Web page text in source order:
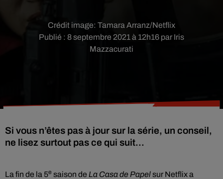
Publié : 8 septembre 2021 à 12h16 par Iris
Mazzacurati
Crédit image: Tamara Arranz/Netflix
Si vous n’êtes pas à jour sur la série, un conseil,
ne lisez surtout pas ce qui suit...
La fin de la 5e saison de La Casa de Papelsur Netflix a